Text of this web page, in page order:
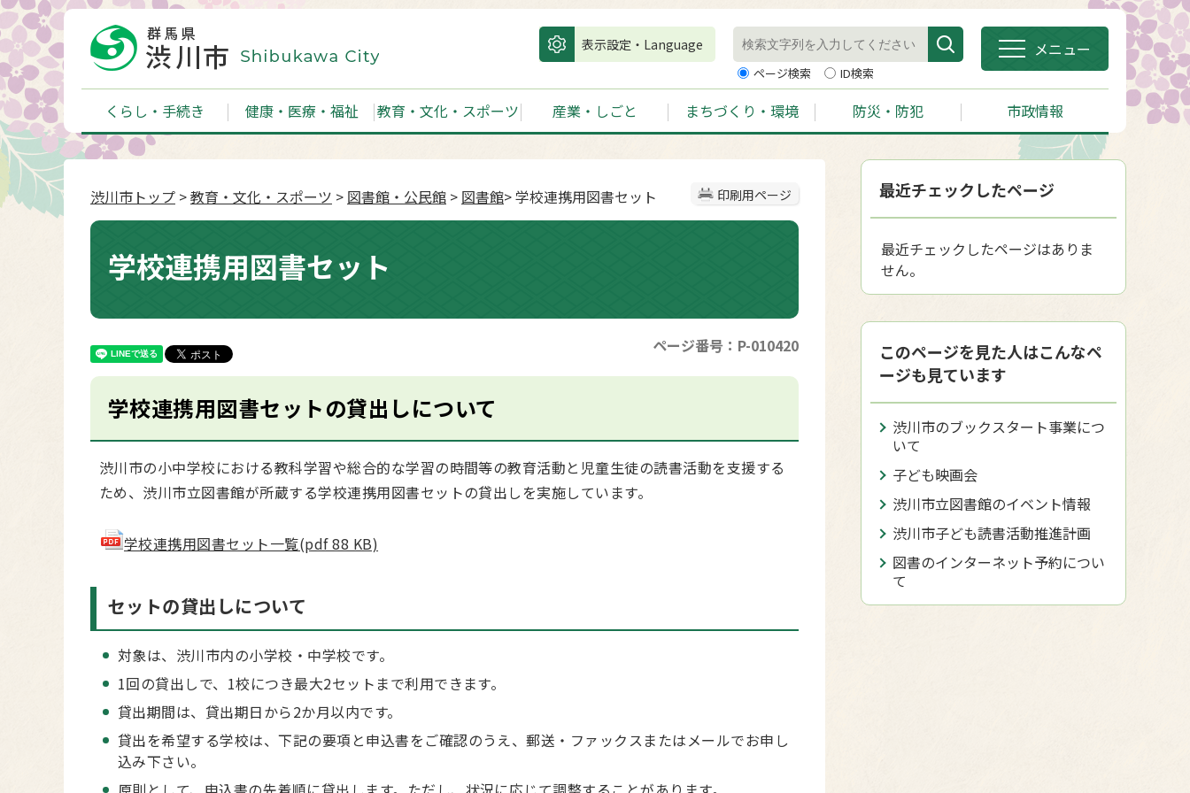
表示設定・Language
ページ検索 ID検索
メニュー
くらし・手続き 健康・医療・福祉 教育・文化・スポーツ 産業・しごと まちづくり・環境 防災・防犯 市政情報
印刷用ページ
渋川市トップ >教育・文化・スポーツ > 図書館・公民館 > 図書館> 学校連携用図書セット
学校連携用図書セット
ページ番号：P-010420
学校連携用図書セットの貸出しについて
渋川市の小中学校における教科学習や総合的な学習の時間等の教育活動と児童生徒の読書活動を支援する
ため、渋川市立図書館が所蔵する学校連携用図書セットの貸出しを実施しています。
学校連携用図書セット一覧(pdf 88 KB)
セットの貸出しについて
対象は、渋川市内の小学校・中学校です。
1回の貸出しで、1校につき最大2セットまで利用できます。
貸出期間は、貸出期日から2か月以内です。
貸出を希望する学校は、下記の要項と申込書をご確認のうえ、郵送・ファックスまたはメールでお申し
込み下さい。
最近チェックしたページ
最近チェックしたページはありま
せん。
このページを見た人はこんなペ
ージも見ています
渋川市のブックスタート事業につ
いて
子ども映画会
渋川市立図書館のイベント情報
渋川市子ども読書活動推進計画
図書のインターネット予約につい
て